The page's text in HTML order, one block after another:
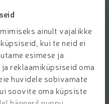
ainult vajalikke
kui te neid ei
esimese ja
reklaamiküpsiseid oma
huvidele sobivamate
soovite oma küpsiste